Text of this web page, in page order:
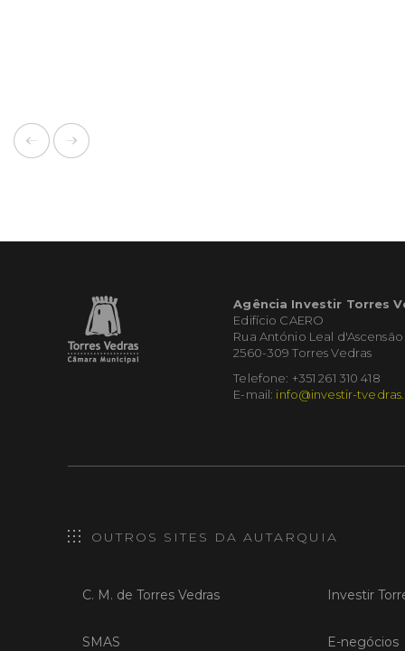
Agência Investir Torres
Edifício CAERO
Rua António Leal d'Ascensão
2560-309 Torres Vedras
Telefone: +351 261 310 418
E-mail: info@investir-
OUTROS SITES DA AUTARQUIA
C. M. de Torres Vedras
SMAS
Investir
E-negócios